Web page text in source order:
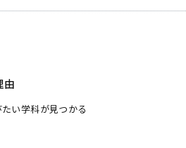
由
い学科が見つかる